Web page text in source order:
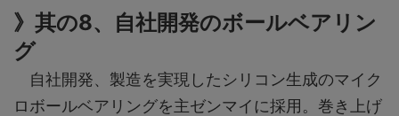
》其の8、自社開発のボールベアリン
グ
自社開発、製造を実現したシリコン生成のマイク
ロボールベアリングを主ゼンマイに採用。巻き上げ